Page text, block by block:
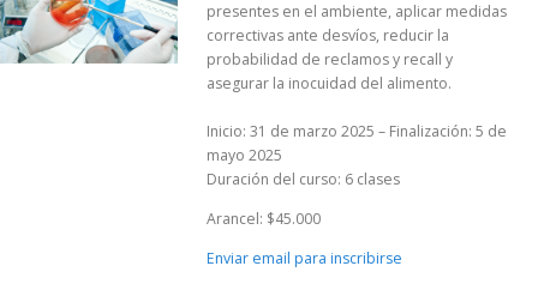
presentes en el ambiente, aplicar medidas
correctivas ante desvíos, reducir la
probabilidad de reclamos y recall y
asegurar la inocuidad del alimento.
Inicio: 31 de marzo 2025 – Finalización: 5 de
mayo 2025
Duración del curso: 6 clases
Arancel: $45.000
Enviar email para inscribirse